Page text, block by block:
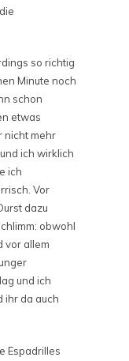
so richtig
Minute noch
schon
etwas
nicht mehr
ich wirklich
ich
Vor
dazu
obwohl
vor allem
und ich
ihr da auch
Espadrilles